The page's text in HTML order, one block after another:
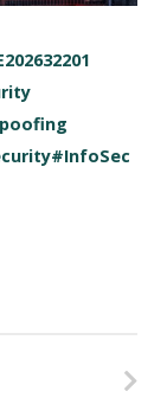
#InfoSec